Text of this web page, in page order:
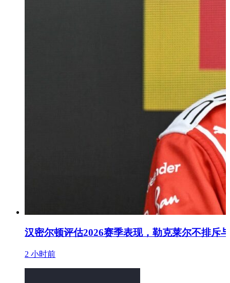
汉密尔顿评估2026赛季表现，勒克莱尔不排斥
2 小时前